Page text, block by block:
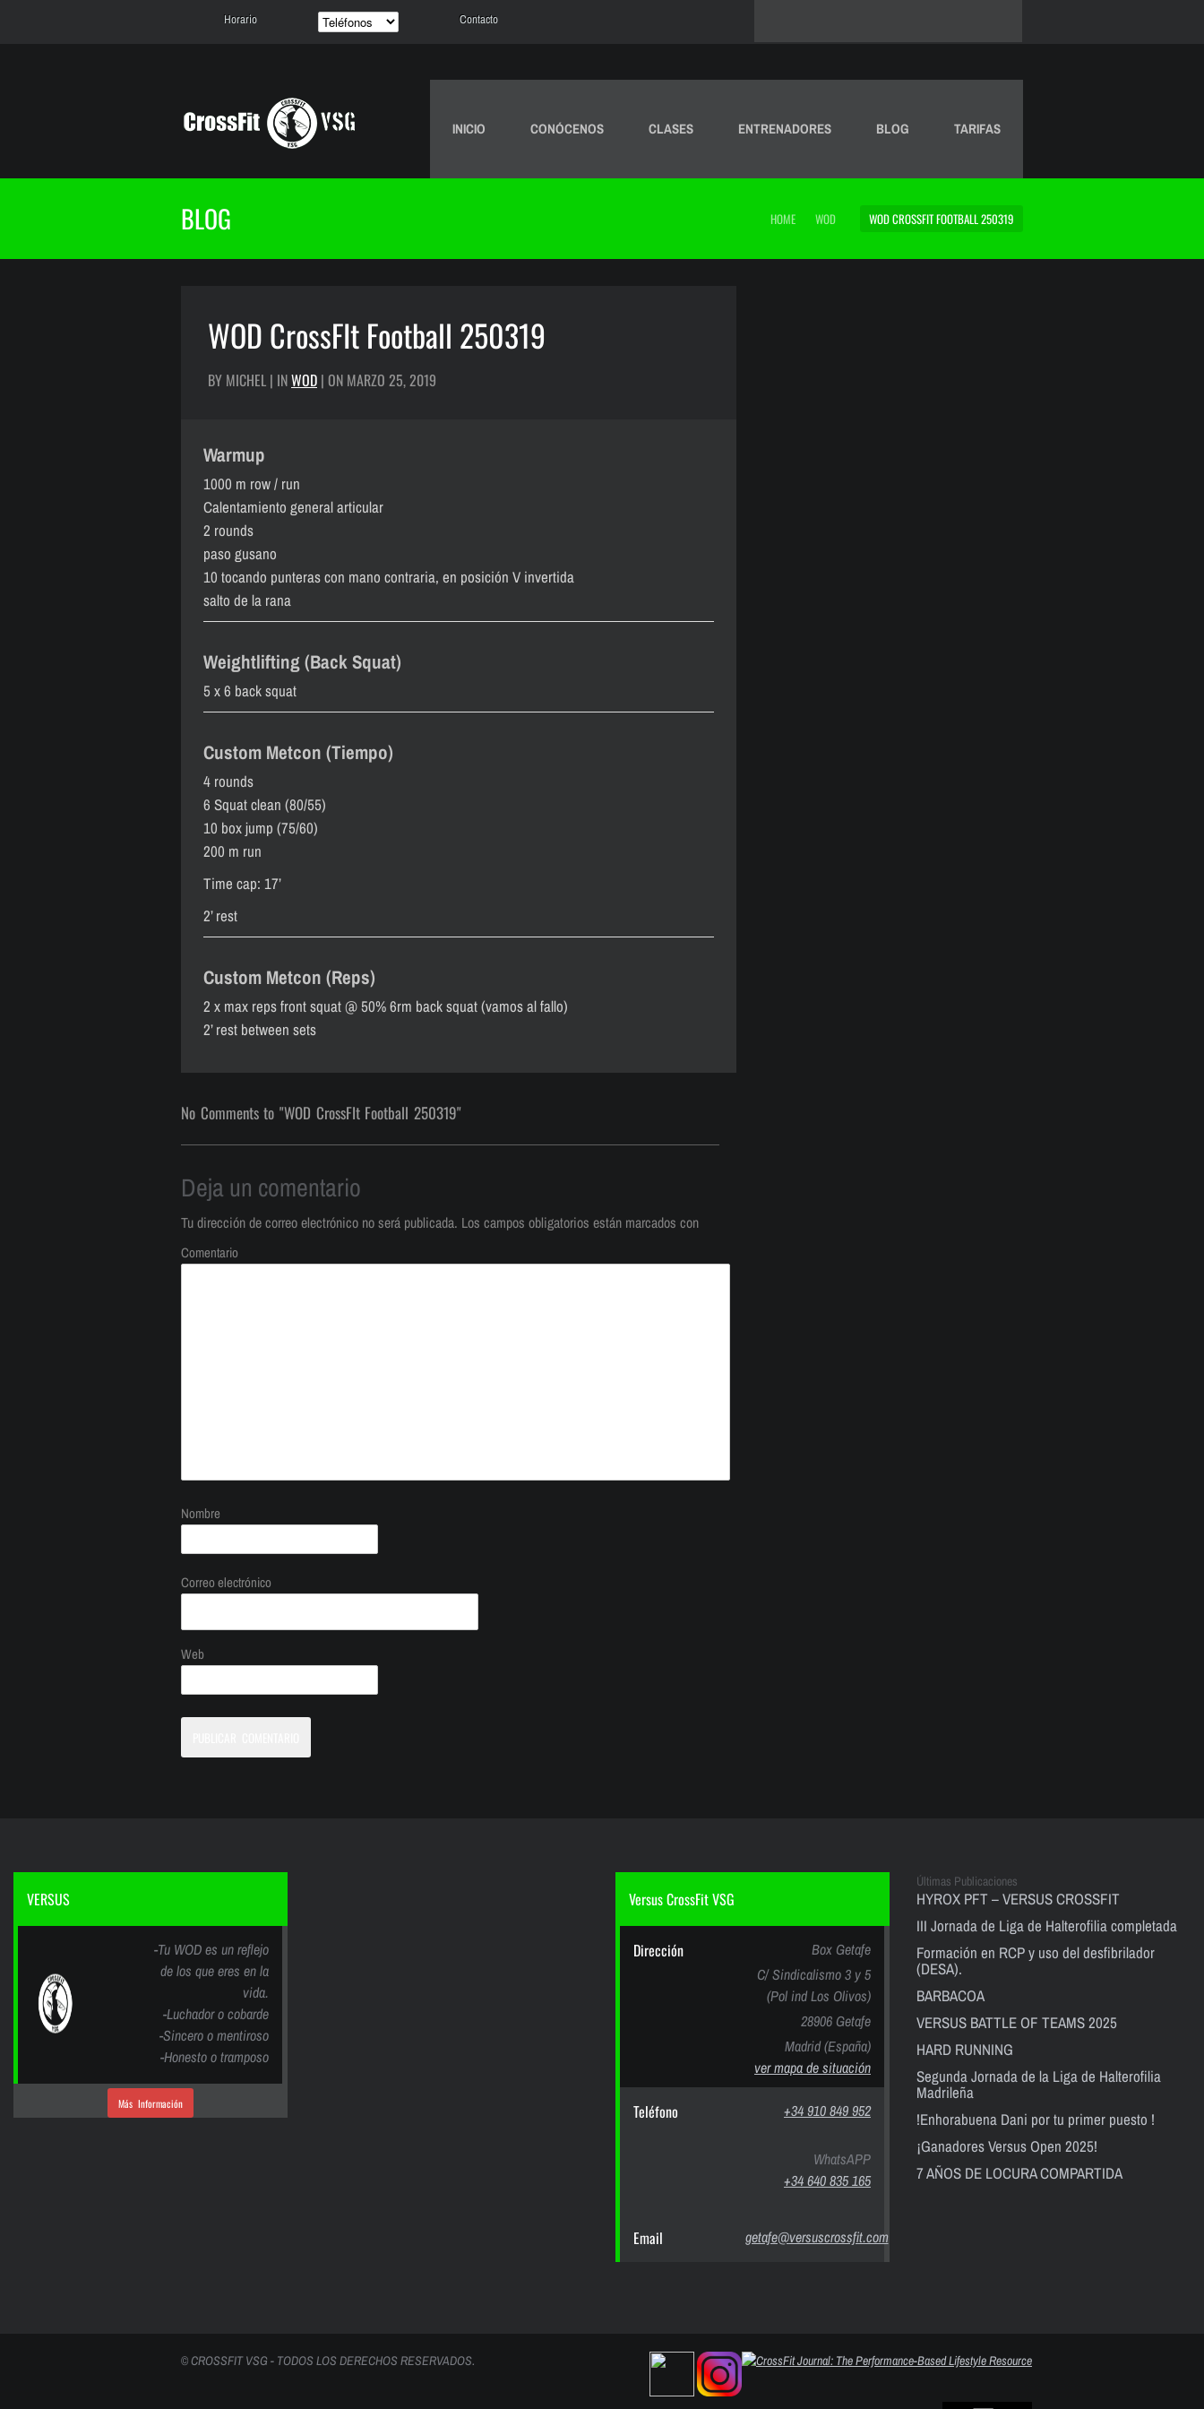
Horario Contacto
INICIO CONÓCENOS CLASES ENTRENADORES BLOG TARIFAS
BLOG HOME WOD WOD CROSSFIT FOOTBALL 250319
WOD CrossFIt Football 250319
BY MICHEL | INWOD | ON MARZO 25, 2019
Warmup
1000 m row / run
Calentamiento general articular
2 rounds
paso gusano
10 tocando punteras con mano contraria, en posición V invertida
salto de la rana
Weightlifting (Back Squat)
5 x 6 back squat
Custom Metcon (Tiempo)
4 rounds
6 Squat clean (80/55)
10 box jump (75/60)
200 m run
Time cap: 17’
2’ rest
Custom Metcon (Reps)
2 x max reps front squat @ 50% 6rm back squat (vamos al fallo)
2’ rest between sets
No Comments to "WOD CrossFIt Football 250319"
Deja un comentario
Tu dirección de correo electrónico no será publicada. Los campos obligatorios están marcados con
Comentario
Nombre
Correo electrónico
Web
VERSUS
-Tu WOD es un reflejo
de los que eres en la
vida.
-Luchador o cobarde
-Sincero o mentiroso
-Honesto o tramposo
Más Información
Versus CrossFit VSG
Dirección
Box Getafe
C/ Sindicalismo 3 y 5
(Pol ind Los Olivos)
28906 Getafe
Madrid (España)
ver mapa de situación
Teléfono +34 910 849 952
WhatsAPP
+34 640 835 165
Email getafe@versuscrossfit.com
Últimas Publicaciones
HYROX PFT – VERSUS CROSSFIT
III Jornada de Liga de Halterofilia completada
Formación en RCP y uso del desfibrilador
(DESA).
BARBACOA
VERSUS BATTLE OF TEAMS 2025
HARD RUNNING
Segunda Jornada de la Liga de Halterofilia
Madrileña
!Enhorabuena Dani por tu primer puesto !
¡Ganadores Versus Open 2025!
7 AÑOS DE LOCURA COMPARTIDA
© CROSSFIT VSG - TODOS LOS DERECHOS RESERVADOS.